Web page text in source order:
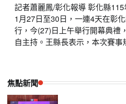
記者蕭麗鳳/彰化報導 彰化縣
1月27日至30日，一連4天在彰
行，今(27)日上午舉行開幕典禮
自主持。王縣長表示，本次賽
焦點新聞